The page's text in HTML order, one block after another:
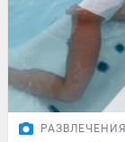
РАЗВЛЕЧЕНИЯ